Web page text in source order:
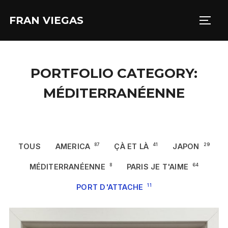
FRAN VIEGAS
PORTFOLIO CATEGORY:
MÉDITERRANÉENNE
TOUS AMERICA 87 ÇÀ ET LÀ 41 JAPON 29
MÉDITERRANÉENNE 8 PARIS JE T'AIME 64
PORT D'ATTACHE 11